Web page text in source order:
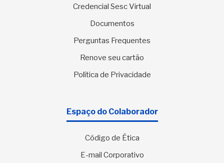
Credencial Sesc Virtual
Documentos
Perguntas Frequentes
Renove seu cartão
Política de Privacidade
Espaço do Colaborador
Código de Ética
E-mail Corporativo